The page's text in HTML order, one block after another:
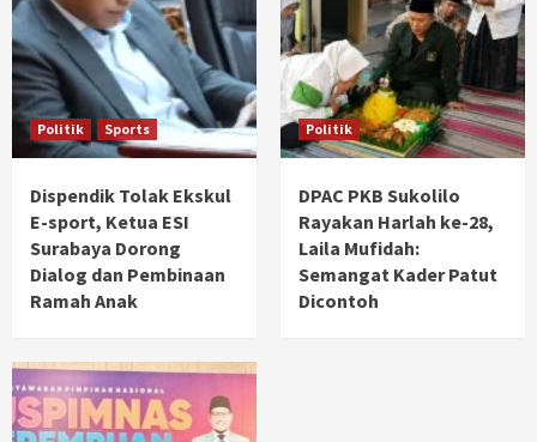
Politik Sports
Dispendik Tolak Ekskul
E-sport, Ketua ESI
Surabaya Dorong
Dialog dan Pembinaan
Ramah Anak
Politik
DPAC PKB Sukolilo
Rayakan Harlah ke-28,
Laila Mufidah:
Semangat Kader Patut
Dicontoh